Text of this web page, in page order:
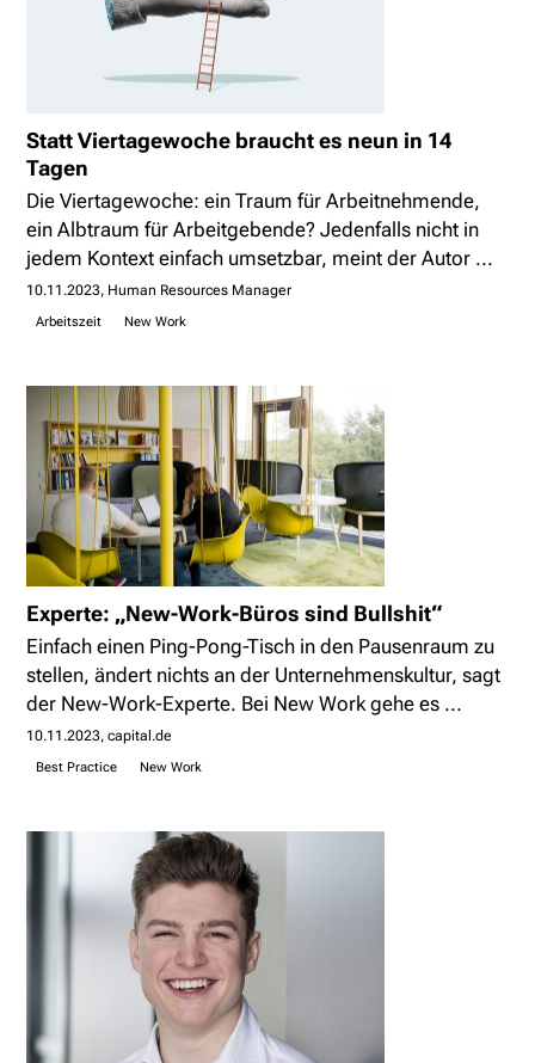
Statt Viertagewoche braucht es neun in 14
Tagen
Die Viertagewoche: ein Traum für Arbeitnehmende,
ein Albtraum für Arbeitgebende? Jedenfalls nicht in
jedem Kontext einfach umsetzbar, meint der Autor ...
10.11.2023 Human Resources Manager
Arbeitszeit New Work
Experte: „New-Work-Büros sind Bullshit“
Einfach einen Ping-Pong-Tisch in den Pausenraum zu
stellen, ändert nichts an der Unternehmenskultur, sagt
der New-Work-Experte. Bei New Work gehe es ...
10.11.2023 capital.de
Best Practice New Work